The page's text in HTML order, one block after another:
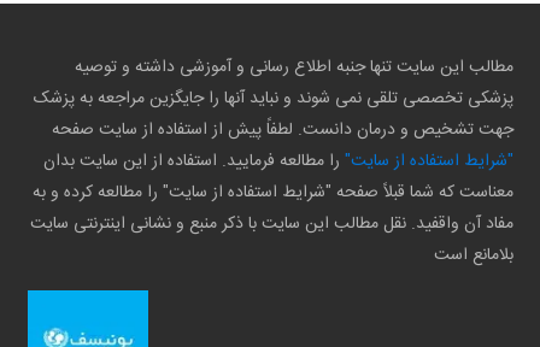
مطالب این سایت تنها جنبه اطلاع رسانی و آموزشی داشته و توصیه
پزشکی تخصصی تلقی نمی شوند و نباید آنها را جایگزین مراجعه به پزشک
جهت تشخیص و درمان دانست. لطفاً پیش از استفاده از سایت صفحه
"شرایط استفاده از سایت" را مطالعه فرمایید. استفاده از این سایت بدان
معناست که شما قبلاً صفحه "شرایط استفاده از سایت" را مطالعه کرده و به
مفاد آن واقفید. نقل مطالب این سایت با ذکر منبع و نشانی اینترنتی سایت
بلامانع است